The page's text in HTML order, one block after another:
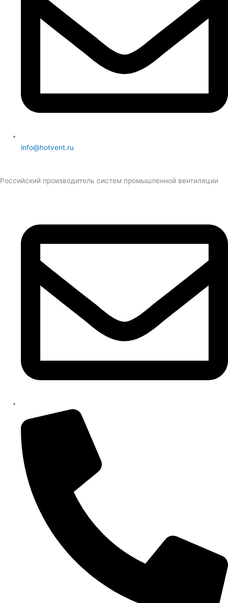
info@hotvent.ru
Российский производитель систем промышленной вентиляции